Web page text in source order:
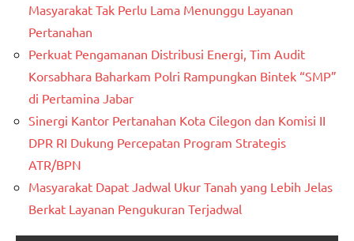
Masyarakat Tak Perlu Lama Menunggu Layanan
Pertanahan
Perkuat Pengamanan Distribusi Energi, Tim Audit
Korsabhara Baharkam Polri Rampungkan Bintek “SMP”
di Pertamina Jabar
Sinergi Kantor Pertanahan Kota Cilegon dan Komisi II
DPR RI Dukung Percepatan Program Strategis
ATR/BPN
Masyarakat Dapat Jadwal Ukur Tanah yang Lebih Jelas
Berkat Layanan Pengukuran Terjadwal